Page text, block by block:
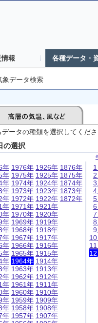
情報 各種データ・
象データ検索
ータの種類を選択してくだ
の選択
年
年
年
年
年
年
年
年
年
年
年
年
年
年
年
年
年
年
年
年
1976年
1975年
1974年
1973年
1972年
1971年
1970年
1969年
1968年
1967年
1966年
1965年
1964年
1963年
1962年
1961年
1960年
1959年
1958年
1957年
1926年
1925年
1924年
1923年
1922年
1921年
1920年
1919年
1918年
1917年
1916年
1915年
1914年
1913年
1912年
1911年
1910年
1909年
1908年
1907年
1876年
1875年
1874年
1873年
1872年